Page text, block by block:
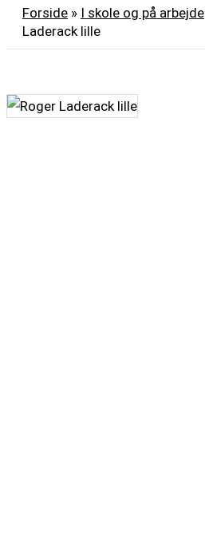
Forside » I skole og på arbejde
Laderack lille